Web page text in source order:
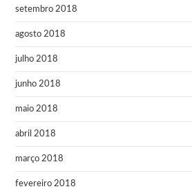
setembro 2018
agosto 2018
julho 2018
junho 2018
maio 2018
abril 2018
março 2018
fevereiro 2018